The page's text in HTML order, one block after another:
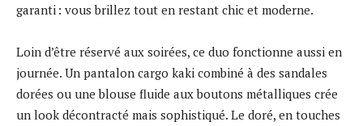
garanti : vous brillez tout en restant chic et moderne.
Loin d’être réservé aux soirées, ce duo fonctionne aussi en
journée. Un pantalon cargo kaki combiné à des sandales
dorées ou une blouse fluide aux boutons métalliques crée
un look décontracté mais sophistiqué. Le doré, en touches